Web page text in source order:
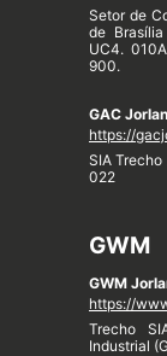
Setor de
de
UC4.
900.
GAC
https://
SIA
022
GWM
GWM
https://
Trecho
Industrial